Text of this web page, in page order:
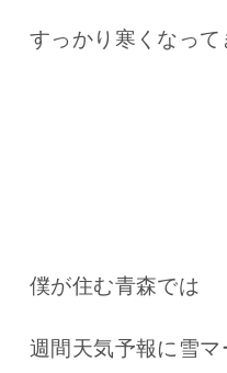
すっかり寒くなって
僕が住む青森では
週間天気予報に雪マ